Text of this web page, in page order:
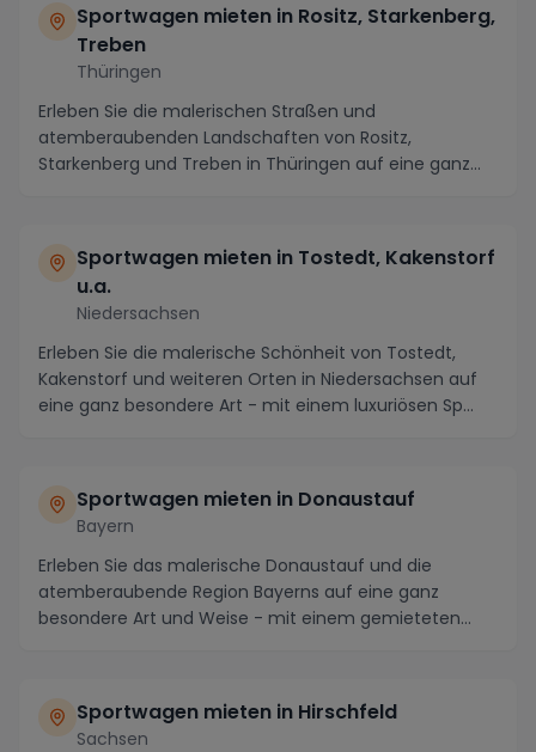
Sportwagen mieten in Rositz, Starkenberg,
Treben
Thüringen
Erleben Sie die malerischen Straßen und
atemberaubenden Landschaften von Rositz,
Starkenberg und Treben in Thüringen auf eine ganz
Sportwagen mieten in Tostedt, Kakenstorf
u.a.
Niedersachsen
Erleben Sie die malerische Schönheit von Tostedt,
Kakenstorf und weiteren Orten in Niedersachsen auf
eine ganz besondere Art - mit einem luxuriösen Sp...
Sportwagen mieten in Donaustauf
Bayern
Erleben Sie das malerische Donaustauf und die
atemberaubende Region Bayerns auf eine ganz
besondere Art und Weise - mit einem gemieteten
Sportwagen mieten in Hirschfeld
Sachsen